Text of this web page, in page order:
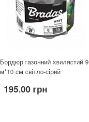
Бордюр газонний хвилястий 9
м*10 см світло-сірий
195.00 грн